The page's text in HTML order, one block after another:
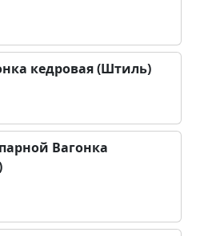
кедровая (Штиль)
Вагонка